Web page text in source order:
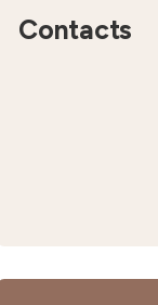
Contacts